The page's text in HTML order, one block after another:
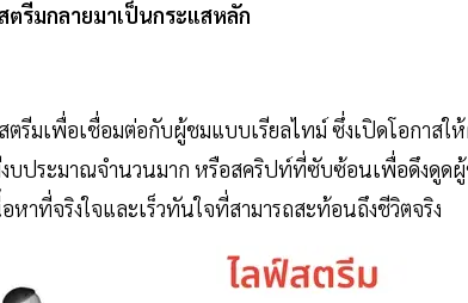
รีมกลายมาเป็นกระแสหลัก
ตรีมเพื่อเชื่อมต่อกับผู้ชมแบบเรียลไทม์ ซึ่งเปิดโอกาส
บประมาณจำนวนมาก หรือสคริปท์ที่ซับซ้อนเพื่อดึงดูด
าที่จริงใจและเร็วทันใจที่สามารถสะท้อนถึงชีวิตจริง